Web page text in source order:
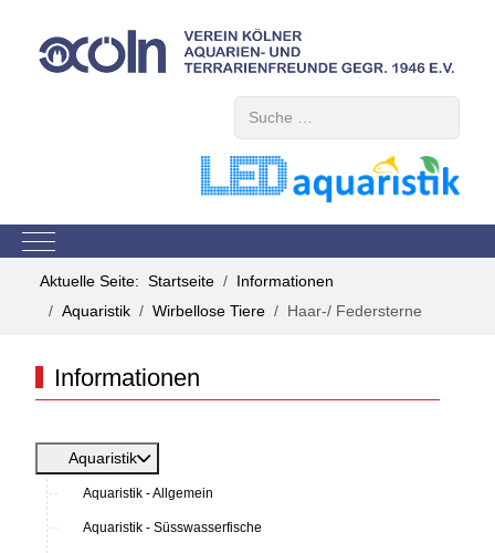
Mobile Menu Toggle
Aktuelle Seite: Startseite
Informationen
Aquaristik
Wirbellose Tiere Haar-/ Federsterne
Informationen
Aquaristik
Aquaristik - Allgemein
Aquaristik - Süsswasserfische